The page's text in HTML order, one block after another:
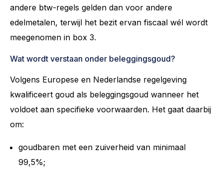
andere btw-regels gelden dan voor andere
edelmetalen, terwijl het bezit ervan fiscaal wél wordt
meegenomen in box 3.
Wat wordt verstaan onder beleggingsgoud?
Volgens Europese en Nederlandse regelgeving
kwalificeert goud als beleggingsgoud wanneer het
voldoet aan specifieke voorwaarden. Het gaat daarbij
om:
goudbaren met een zuiverheid van minimaal
99,5%;